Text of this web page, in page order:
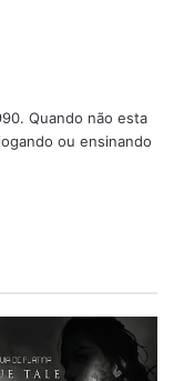
Quando não esta
ou ensinando